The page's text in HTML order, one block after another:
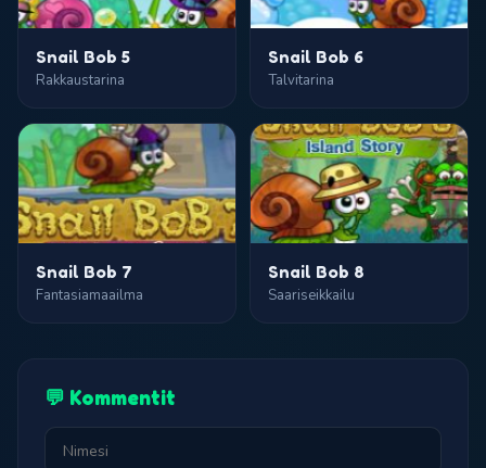
Snail Bob 5
Rakkaustarina
Snail Bob 6
Talvitarina
Snail Bob 7
Fantasiamaailma
Snail Bob 8
Saariseikkailu
💬 Kommentit